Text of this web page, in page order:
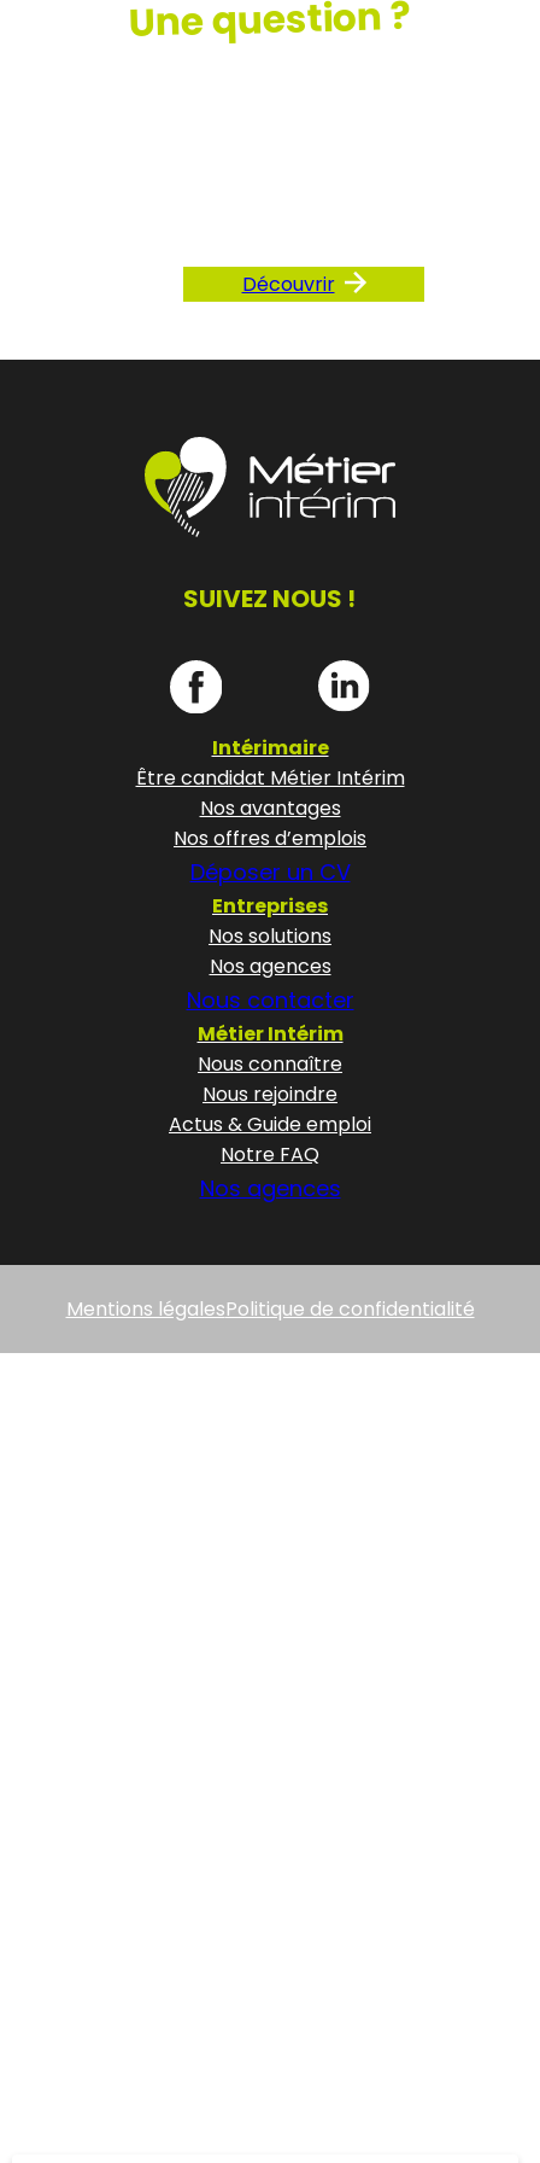
Une question ?
Découvrir
SUIVEZ NOUS !
Intérimaire
Être candidat Métier Intérim
Nos avantages
Nos offres d’emplois
Déposer un CV
Entreprises
Nos solutions
Nos agences
Nous contacter
Métier Intérim
Nous connaître
Nous rejoindre
Actus & Guide emploi
Notre FAQ
Nos agences
Mentions légalesPolitique de confidentialité